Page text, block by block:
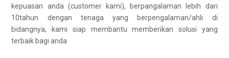
kepuasan anda (customer kami), berpangalaman lebih dari
10tahun dengan tenaga yang berpengalaman/ahli di
bidangnya, kami siap membantu memberikan solusi yang
terbaik bagi anda